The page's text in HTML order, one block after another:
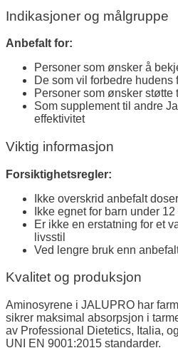
Indikasjoner og målgruppe
Anbefalt for:
Personer som ønsker å
De som vil forbedre
Personer som ønsker
Som supplement til andre
effektivitet
Viktig informasjon
Forsiktighetsregler:
Ikke overskrid anbefalt
Ikke egnet for barn under
Er ikke en erstatning for et
livsstil
Ved lengre bruk enn
Kvalitet og produksjon
Aminosyrene i JALUPRO har
sikrer maksimal absorpsjon i
av Professional Dietetics, Italia,
UNI EN 9001:2015 standarder.